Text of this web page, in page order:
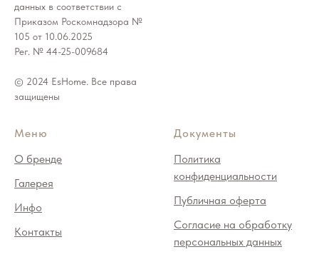
данных в соответствии с
Приказом Роскомнадзора №
105 от 10.06.2025
Рег. № 44-25-009684
© 2024 EsHome. Все права
защищены
Меню
О бренде
Галерея
Инфо
Контакты
Документы
Политика
конфиденциальности
Публичная оферта
Согласие на обработку
персональных данных